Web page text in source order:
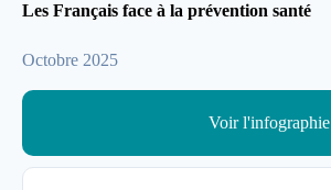
Les Français face à la prévention santé
Octobre 2025
Voir l'infographie